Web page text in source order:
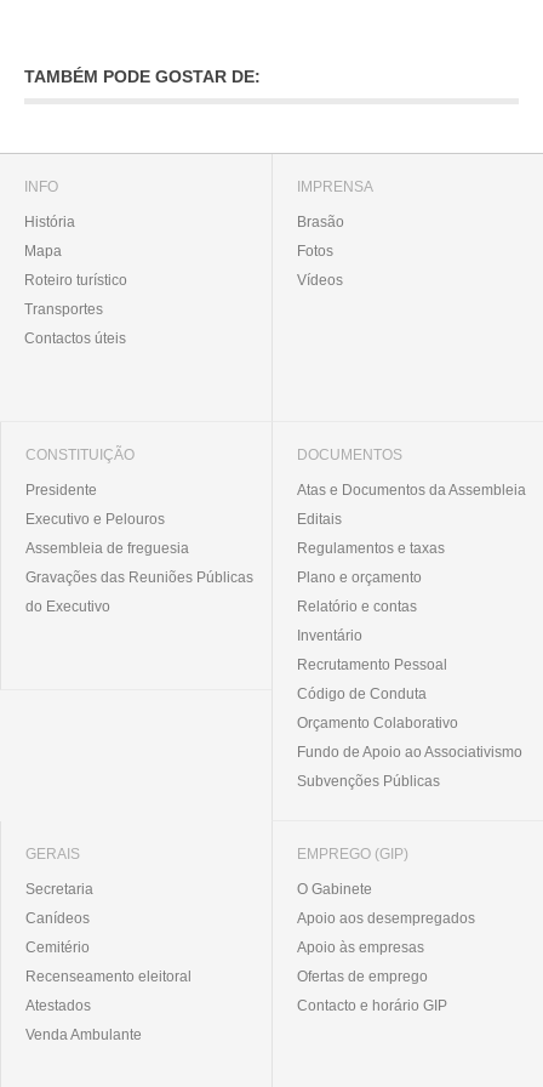
SUBVENÇÕES PÚBLICAS
GERAIS
O GABINETE
TAMBÉM PODE GOSTAR DE:
INFO
História
Mapa
Roteiro turístico
Transportes
Contactos úteis
IMPRENSA
Brasão
Fotos
Vídeos
CONSTITUIÇÃO
Presidente
Executivo e Pelouros
Assembleia de freguesia
Gravações das Reuniões Públicas
do Executivo
DOCUMENTOS
Atas e Documentos da Assembleia
Editais
Regulamentos e taxas
Plano e orçamento
Relatório e contas
Inventário
Recrutamento Pessoal
Código de Conduta
Orçamento Colaborativo
Fundo de Apoio ao Associativismo
Subvenções Públicas
GERAIS
Secretaria
Canídeos
Cemitério
Recenseamento eleitoral
Atestados
Venda Ambulante
EMPREGO (GIP)
O Gabinete
Apoio aos desempregados
Apoio às empresas
Ofertas de emprego
Contacto e horário GIP